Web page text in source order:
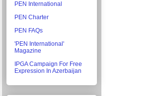
PEN International
PEN Charter
PEN FAQs
'PEN International'
Magazine
IPGA Campaign For Free
Expression In Azerbaijan